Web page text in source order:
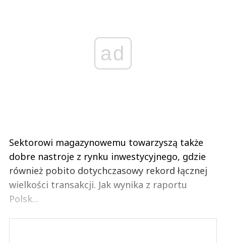
ad
Sektorowi magazynowemu towarzyszą także
dobre nastroje z rynku inwestycyjnego, gdzie
również pobito dotychczasowy rekord łącznej
wielkości transakcji. Jak wynika z raportu
Polsk...